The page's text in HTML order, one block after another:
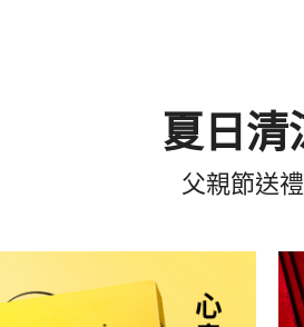
夏日清
父親節送